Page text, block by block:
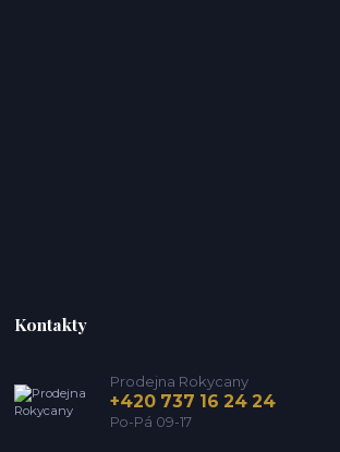
Kontakty
Prodejna Rokycany
+420 737 16 24 24
Po-Pá 09-17